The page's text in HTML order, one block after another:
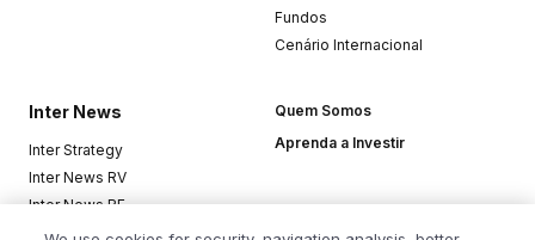
Fundos
Cenário Internacional
Inter News
Inter Strategy
Inter News RV
Inter News RF
Top Funds
Quem Somos
Aprenda a Investir